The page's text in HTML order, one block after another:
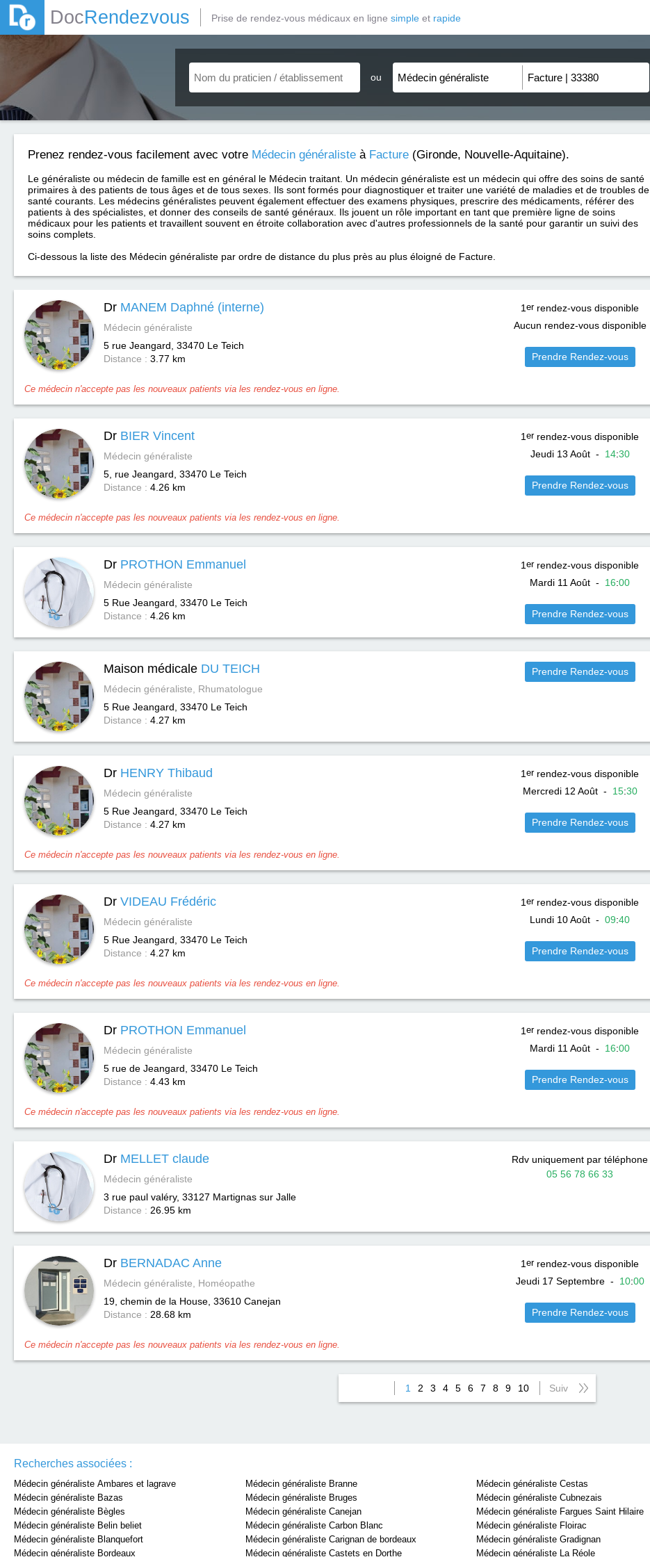
DocRendezvous Prise de rendez-vous médicaux en ligne simple et rapide
ou
Prenez rendez-vous facilement avec votre Médecin généraliste à Facture (Gironde, Nouvelle-Aquitaine).
Le généraliste ou médecin de famille est en général le Médecin traitant. Un médecin généraliste est un médecin qui offre des soins de santé
primaires à des patients de tous âges et de tous sexes. Ils sont formés pour diagnostiquer et traiter une variété de maladies et de troubles de
santé courants. Les médecins généralistes peuvent également effectuer des examens physiques, prescrire des médicaments, référer des
patients à des spécialistes, et donner des conseils de santé généraux. Ils jouent un rôle important en tant que première ligne de soins
médicaux pour les patients et travaillent souvent en étroite collaboration avec d'autres professionnels de la santé pour garantir un suivi des
soins complets.
Ci-dessous la liste des Médecin généraliste par ordre de distance du plus près au plus éloigné de Facture.
Dr MANEM Daphné (interne)
Médecin généraliste
5 rue Jeangard, 33470 Le Teich
Distance : 3.77 km
1 errendez-vous disponible
Aucun rendez-vous disponible
Prendre Rendez-vous
Ce médecin n'accepte pas les nouveaux patients via les rendez-vous en ligne.
Dr BIER Vincent
Médecin généraliste
5, rue Jeangard, 33470 Le Teich
Distance : 4.26 km
1 errendez-vous disponible
Jeudi 13 Août- 14:30
Prendre Rendez-vous
Ce médecin n'accepte pas les nouveaux patients via les rendez-vous en ligne.
Dr PROTHON Emmanuel
Médecin généraliste
5 Rue Jeangard, 33470 Le Teich
Distance : 4.26 km
1 errendez-vous disponible
Mardi 11 Août - 16:00
Prendre Rendez-vous
Maison médicale DU TEICH
Médecin généraliste, Rhumatologue
5 Rue Jeangard, 33470 Le Teich
Distance : 4.27 km
Prendre Rendez-vous
Dr HENRY Thibaud
Médecin généraliste
5 Rue Jeangard, 33470 Le Teich
Distance : 4.27 km
1 errendez-vous disponible
Mercredi 12 Août- 15:30
Prendre Rendez-vous
Ce médecin n'accepte pas les nouveaux patients via les rendez-vous en ligne.
Dr VIDEAU Frédéric
Médecin généraliste
5 Rue Jeangard, 33470 Le Teich
Distance : 4.27 km
1 errendez-vous disponible
Lundi 10 Août - 09:40
Prendre Rendez-vous
Ce médecin n'accepte pas les nouveaux patients via les rendez-vous en ligne.
Dr PROTHON Emmanuel
Médecin généraliste
5 rue de Jeangard, 33470 Le Teich
Distance : 4.43 km
1 errendez-vous disponible
Mardi 11 Août - 16:00
Prendre Rendez-vous
Ce médecin n'accepte pas les nouveaux patients via les rendez-vous en ligne.
Dr MELLET claude
Médecin généraliste
3 rue paul valéry, 33127 Martignas sur Jalle
Distance : 26.95 km
Rdv uniquement par téléphone
05 56 78 66 33
Dr BERNADAC Anne
Médecin généraliste, Homéopathe
19, chemin de la House, 33610 Canejan
Distance : 28.68 km
1 errendez-vous disponible
Jeudi 17 Septembre- 10:00
Prendre Rendez-vous
Ce médecin n'accepte pas les nouveaux patients via les rendez-vous en ligne.
1 2 3 4 5 6 7 8 9 10 Suiv
Recherches associées :
Médecin généraliste Ambares et lagrave
Médecin généraliste Bazas
Médecin généraliste Bègles
Médecin généraliste Belin beliet
Médecin généraliste Blanquefort
Médecin généraliste Bordeaux
Médecin généraliste Branne
Médecin généraliste Bruges
Médecin généraliste Canejan
Médecin généraliste Carbon Blanc
Médecin généraliste Carignan de bordeaux
Médecin généraliste Castets en Dorthe
Médecin généraliste Cestas
Médecin généraliste Cubnezais
Médecin généraliste Fargues Saint Hilaire
Médecin généraliste Floirac
Médecin généraliste Gradignan
Médecin généraliste La Réole